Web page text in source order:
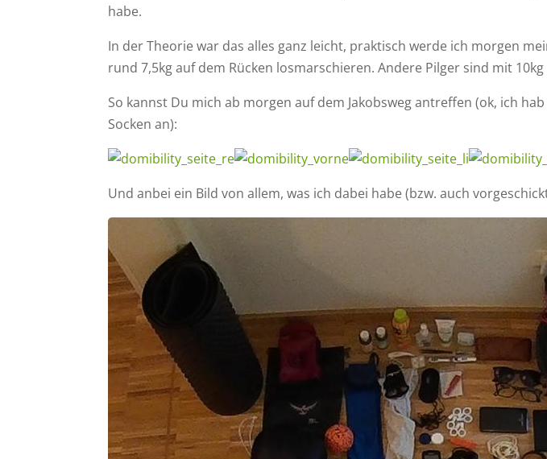
habe.
In der Theorie war das alles ganz leicht, praktisch werde ich morgen
rund 7,5kg auf dem Rücken losmarschieren. Andere Pilger sind mit
So kannst Du mich ab morgen auf dem Jakobsweg antreffen (ok, ich
Socken an):
Und anbei ein Bild von allem, was ich dabei habe (bzw. auch